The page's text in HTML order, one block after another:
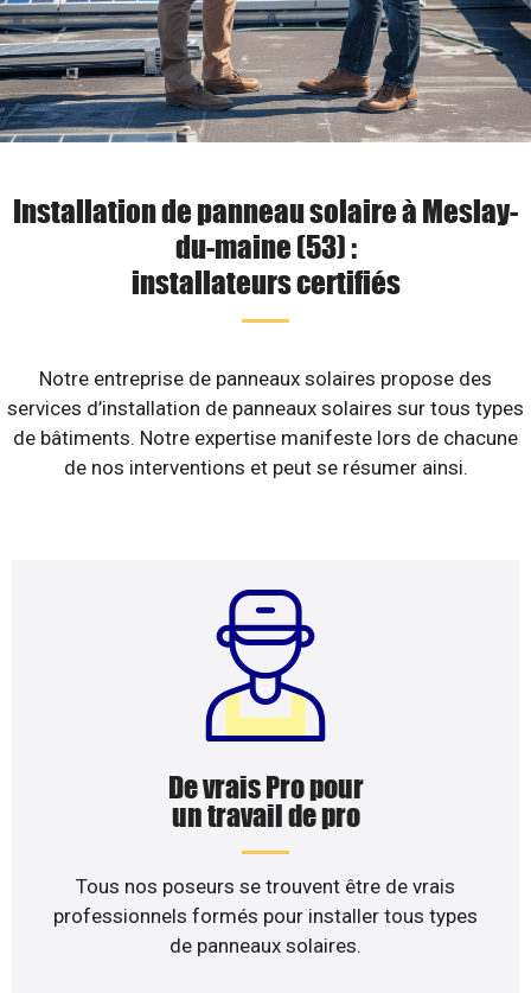
Installation de panneau solaire à Meslay-
du-maine (53) :
installateurs certifiés
Notre entreprise de panneaux solaires propose des
services d’installation de panneaux solaires sur tous types
de bâtiments. Notre expertise manifeste lors de chacune
de nos interventions et peut se résumer ainsi.
De vrais Pro pour
un travail de pro
Tous nos poseurs se trouvent être de vrais
professionnels formés pour installer tous types
de panneaux solaires.